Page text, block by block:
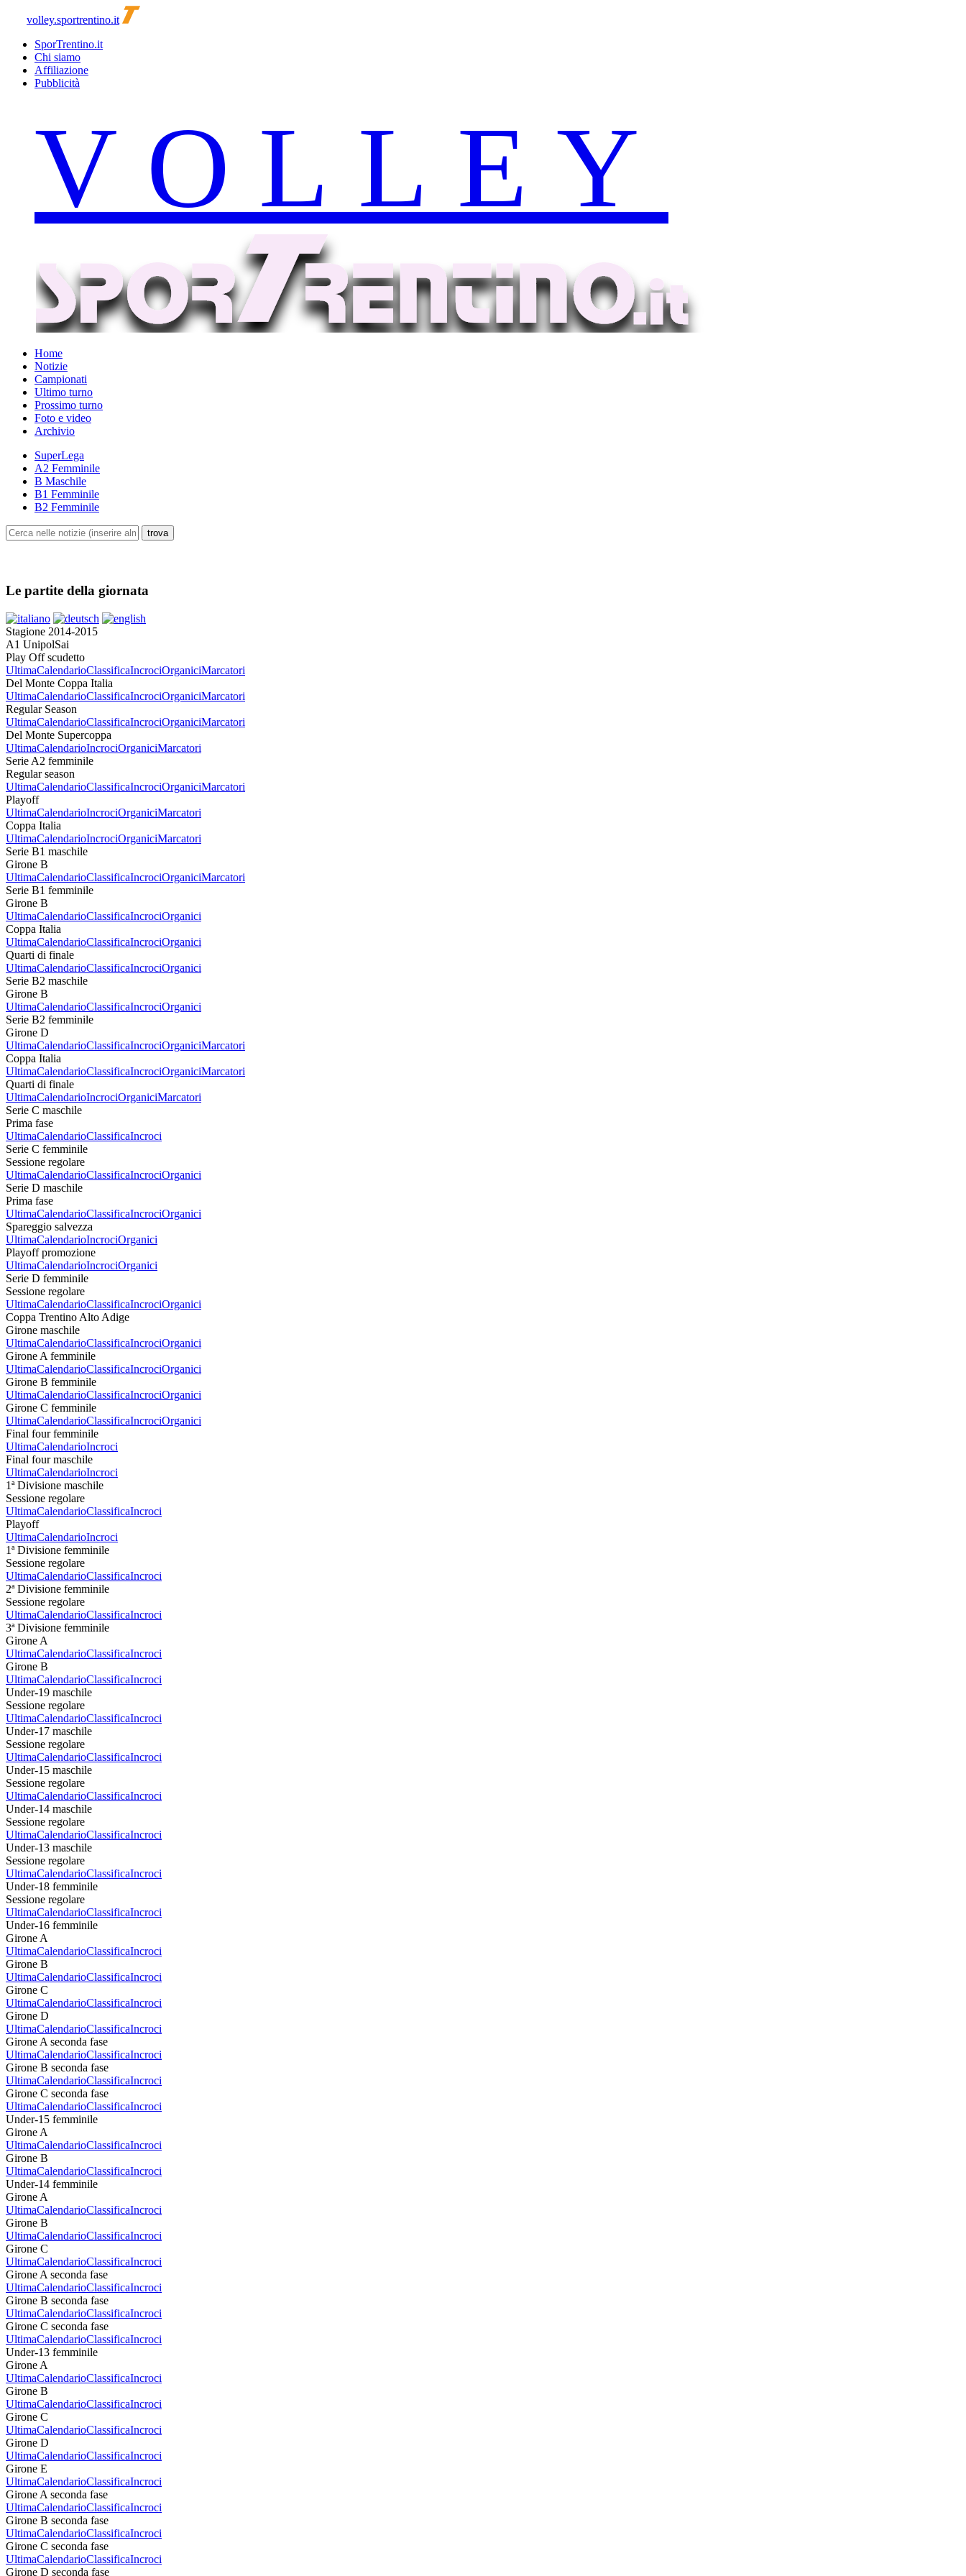
volley.sportrentino.it
SporTrentino.it
Chi siamo
Affiliazione
Pubblicità
Home
Notizie
Campionati
Ultimo turno
Prossimo turno
Foto e video
Archivio
SuperLega
A2 Femminile
B Maschile
B1 Femminile
B2 Femminile
Le partite della giornata
Stagione 2014-2015
A1 UnipolSai
Play Off scudetto
UltimaCalendarioClassificaIncrociOrganiciMarcatori
Del Monte Coppa Italia
UltimaCalendarioClassificaIncrociOrganiciMarcatori
Regular Season
UltimaCalendarioClassificaIncrociOrganiciMarcatori
Del Monte Supercoppa
UltimaCalendarioIncrociOrganiciMarcatori
Serie A2 femminile
Regular season
UltimaCalendarioClassificaIncrociOrganiciMarcatori
Playoff
UltimaCalendarioIncrociOrganiciMarcatori
Coppa Italia
UltimaCalendarioIncrociOrganiciMarcatori
Serie B1 maschile
Girone B
UltimaCalendarioClassificaIncrociOrganiciMarcatori
Serie B1 femminile
Girone B
UltimaCalendarioClassificaIncrociOrganici
Coppa Italia
UltimaCalendarioClassificaIncrociOrganici
Quarti di finale
UltimaCalendarioClassificaIncrociOrganici
Serie B2 maschile
Girone B
UltimaCalendarioClassificaIncrociOrganici
Serie B2 femminile
Girone D
UltimaCalendarioClassificaIncrociOrganiciMarcatori
Coppa Italia
UltimaCalendarioClassificaIncrociOrganiciMarcatori
Quarti di finale
UltimaCalendarioIncrociOrganiciMarcatori
Serie C maschile
Prima fase
UltimaCalendarioClassificaIncroci
Serie C femminile
Sessione regolare
UltimaCalendarioClassificaIncrociOrganici
Serie D maschile
Prima fase
UltimaCalendarioClassificaIncrociOrganici
Spareggio salvezza
UltimaCalendarioIncrociOrganici
Playoff promozione
UltimaCalendarioIncrociOrganici
Serie D femminile
Sessione regolare
UltimaCalendarioClassificaIncrociOrganici
Coppa Trentino Alto Adige
Girone maschile
UltimaCalendarioClassificaIncrociOrganici
Girone A femminile
UltimaCalendarioClassificaIncrociOrganici
Girone B femminile
UltimaCalendarioClassificaIncrociOrganici
Girone C femminile
UltimaCalendarioClassificaIncrociOrganici
Final four femminile
UltimaCalendarioIncroci
Final four maschile
UltimaCalendarioIncroci
1ª Divisione maschile
Sessione regolare
UltimaCalendarioClassificaIncroci
Playoff
UltimaCalendarioIncroci
1ª Divisione femminile
Sessione regolare
UltimaCalendarioClassificaIncroci
2ª Divisione femminile
Sessione regolare
UltimaCalendarioClassificaIncroci
3ª Divisione femminile
Girone A
UltimaCalendarioClassificaIncroci
Girone B
UltimaCalendarioClassificaIncroci
Under-19 maschile
Sessione regolare
UltimaCalendarioClassificaIncroci
Under-17 maschile
Sessione regolare
UltimaCalendarioClassificaIncroci
Under-15 maschile
Sessione regolare
UltimaCalendarioClassificaIncroci
Under-14 maschile
Sessione regolare
UltimaCalendarioClassificaIncroci
Under-13 maschile
Sessione regolare
UltimaCalendarioClassificaIncroci
Under-18 femminile
Sessione regolare
UltimaCalendarioClassificaIncroci
Under-16 femminile
Girone A
UltimaCalendarioClassificaIncroci
Girone B
UltimaCalendarioClassificaIncroci
Girone C
UltimaCalendarioClassificaIncroci
Girone D
UltimaCalendarioClassificaIncroci
Girone A seconda fase
UltimaCalendarioClassificaIncroci
Girone B seconda fase
UltimaCalendarioClassificaIncroci
Girone C seconda fase
UltimaCalendarioClassificaIncroci
Under-15 femminile
Girone A
UltimaCalendarioClassificaIncroci
Girone B
UltimaCalendarioClassificaIncroci
Under-14 femminile
Girone A
UltimaCalendarioClassificaIncroci
Girone B
UltimaCalendarioClassificaIncroci
Girone C
UltimaCalendarioClassificaIncroci
Girone A seconda fase
UltimaCalendarioClassificaIncroci
Girone B seconda fase
UltimaCalendarioClassificaIncroci
Girone C seconda fase
UltimaCalendarioClassificaIncroci
Under-13 femminile
Girone A
UltimaCalendarioClassificaIncroci
Girone B
UltimaCalendarioClassificaIncroci
Girone C
UltimaCalendarioClassificaIncroci
Girone D
UltimaCalendarioClassificaIncroci
Girone E
UltimaCalendarioClassificaIncroci
Girone A seconda fase
UltimaCalendarioClassificaIncroci
Girone B seconda fase
UltimaCalendarioClassificaIncroci
Girone C seconda fase
UltimaCalendarioClassificaIncroci
Girone D seconda fase